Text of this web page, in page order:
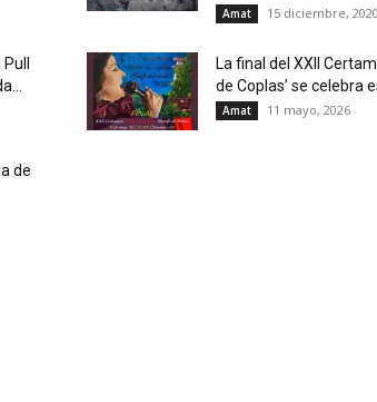
Amat 15 diciembre, 2020
La final del XXII
de Coplas’ se celebra
Amat 11 mayo, 2026
de